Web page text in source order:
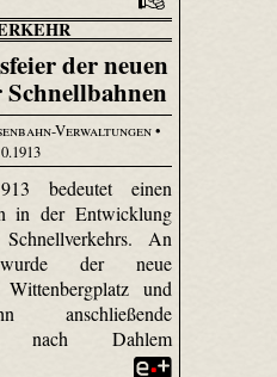
der neuen
Verwaltungen•
bedeutet einen
in der Entwicklung
An
der neue
Wittenbergplatz und
nach Dahlem